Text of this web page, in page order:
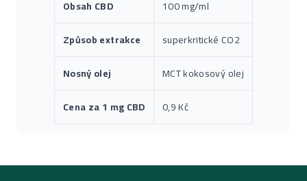
Obsah CBD
100 mg/ml
Způsob extrakce
superkritické CO2
Nosný olej
MCT kokosový olej
Cena za 1 mg CBD
0,9 Kč